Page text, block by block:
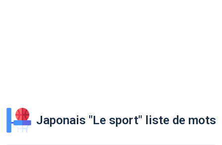
Japonais "Le sport" liste de mots